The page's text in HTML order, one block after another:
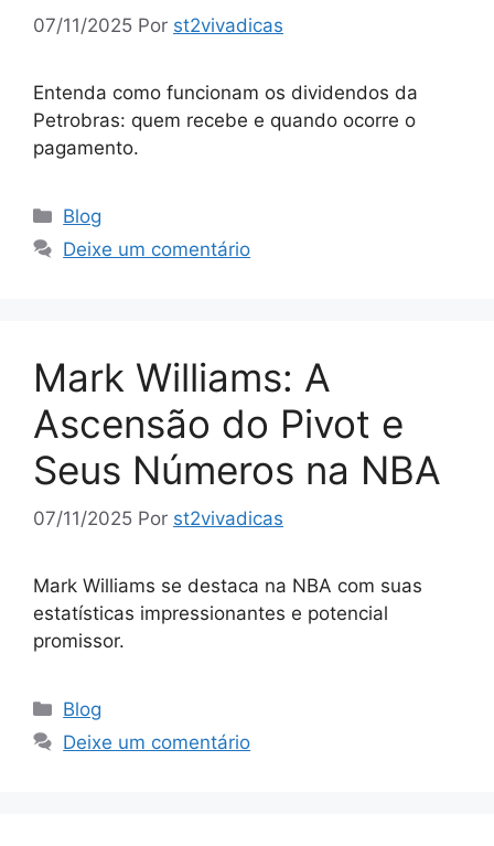
07/11/2025 Por st2vivadicas
Entenda como funcionam os dividendos da
Petrobras: quem recebe e quando ocorre o
pagamento.
Categorias
Blog
Deixe um comentário
Mark Williams: A
Ascensão do Pivot e
Seus Números na NBA
07/11/2025 Por st2vivadicas
Mark Williams se destaca na NBA com suas
estatísticas impressionantes e potencial
promissor.
Categorias
Blog
Deixe um comentário